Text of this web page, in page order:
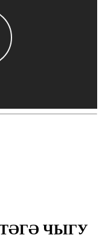
ЧЫГУ